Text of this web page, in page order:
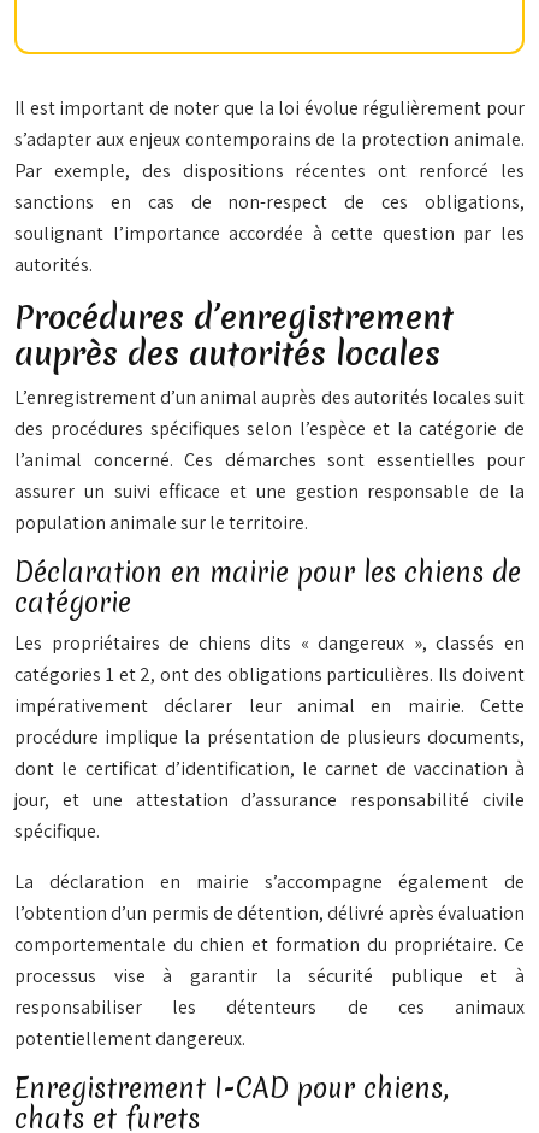
Il est important de noter que la loi évolue régulièrement pour
s’adapter aux enjeux contemporains de la protection animale.
Par exemple, des dispositions récentes ont renforcé les
sanctions en cas de non-respect de ces obligations,
soulignant l’importance accordée à cette question par les
autorités.
Procédures d’enregistrement
auprès des autorités locales
L’enregistrement d’un animal auprès des autorités locales suit
des procédures spécifiques selon l’espèce et la catégorie de
l’animal concerné. Ces démarches sont essentielles pour
assurer un suivi efficace et une gestion responsable de la
population animale sur le territoire.
Déclaration en mairie pour les chiens de
catégorie
Les propriétaires de chiens dits « dangereux », classés en
catégories 1 et 2, ont des obligations particulières. Ils doivent
impérativement déclarer leur animal en mairie. Cette
procédure implique la présentation de plusieurs documents,
dont le certificat d’identification, le carnet de vaccination à
jour, et une attestation d’assurance responsabilité civile
spécifique.
La déclaration en mairie s’accompagne également de
l’obtention d’un permis de détention, délivré après évaluation
comportementale du chien et formation du propriétaire. Ce
processus vise à garantir la sécurité publique et à
responsabiliser les détenteurs de ces animaux
potentiellement dangereux.
Enregistrement I-CAD pour chiens,
chats et furets